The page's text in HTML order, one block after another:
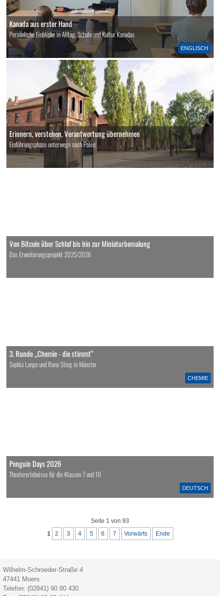
ENGLISCH
Kanada aus erster Hand
Persönliche Einblicke in Alltag, Schule und Kultur Kanadas
Erinnern, verstehen, Verantwortung übernehmen
Einführungsphase unterwegs nach Polen
Von Bitcoin über Schlaf bis hin zur Miniaturbemalung
Das Erweiterungsprojekt 2025/2026
CHEMIE
3. Runde „Chemie - die stimmt“
Sophia Lange und Runa Stieg in Münster
DEUTSCH
Penguin Days 2026
Theatererlebnisse für die Klassen 7 und 10
Seite 1 von 93
1 2 3 4 5 6 7 Vorwärts Ende
Wilhelm-Schroeder-Straße 4
47441 Moers
Telefon: (02841) 90 80 430